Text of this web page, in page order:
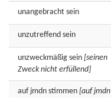
unangebracht sein
unzutreffend sein
unzweckmäßig sein [seinen
Zweck nicht erfüllend]
auf jmdn stimmen [auf jmdn